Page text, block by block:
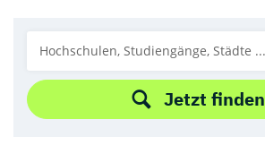
Jetzt finden